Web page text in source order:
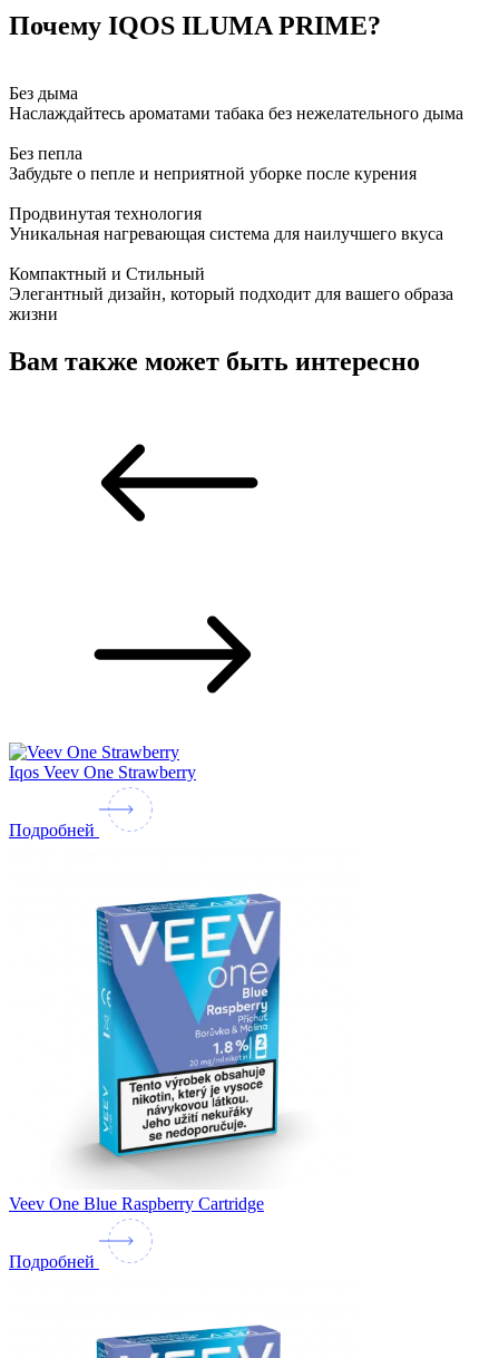
Почему IQOS ILUMA PRIME?
Без дыма
Наслаждайтесь ароматами табака без нежелательного дыма
Без пепла
Забудьте о пепле и неприятной уборке после курения
Продвинутая технология
Уникальная нагревающая система для наилучшего вкуса
Компактный и Стильный
Элегантный дизайн, который подходит для вашего образа
жизни
Вам также может быть интересно
Iqos Veev One Strawberry
Подробней
Veev One Blue Raspberry Cartridge
Подробней